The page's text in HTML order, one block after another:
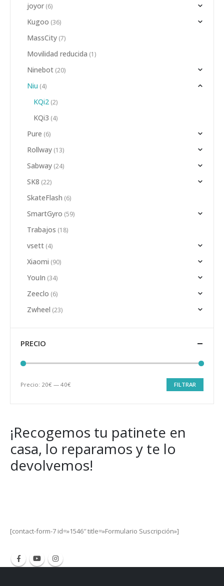
joyor (6)
Kugoo (36)
MassCity (7)
Movilidad reducida (1)
Ninebot (20)
Niu (4)
KQi2 (2)
KQi3 (4)
Pure (6)
Rollway (13)
Sabway (24)
SK8 (22)
SkateFlash (6)
SmartGyro (59)
Trabajos (18)
vsett (4)
Xiaomi (90)
YouIn (34)
Zeeclo (6)
Zwheel (23)
PRECIO
Precio
Precio
FILTRAR
Precio: 20€ — 40€
¡Recogemos tu patinete en
casa, lo reparamos y te lo
devolvemos!
[contact-form-7 id=»1546″ title=»Formulario Suscripción»]